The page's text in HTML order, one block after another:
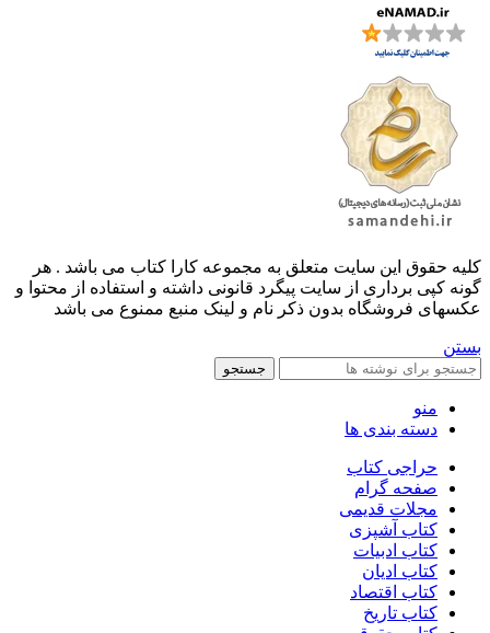
کليه حقوق اين سايت متعلق به مجموعه کارا کتاب می باشد . هر
گونه کپی برداری از سایت پیگرد قانونی داشته و استفاده از محتوا و
عکسهای فروشگاه بدون ذکر نام و لینک منبع ممنوع می باشد
بستن
جستجو
منو
دسته بندی ها
حراجی کتاب
صفحه گرام
مجلات قدیمی
کتاب آشپزی
کتاب ادبیات
کتاب ادیان
کتاب اقتصاد
کتاب تاریخ